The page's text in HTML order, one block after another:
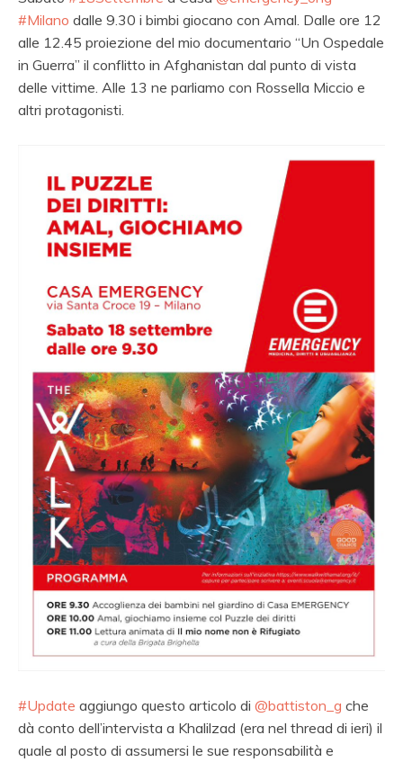
#Milano dalle 9.30 i bimbi giocano con Amal. Dalle ore 12
alle 12.45 proiezione del mio documentario “Un Ospedale
in Guerra” il conflitto in Afghanistan dal punto di vista
delle vittime. Alle 13 ne parliamo con Rossella Miccio e
altri protagonisti.
#Update aggiungo questo articolo di @battiston_g che
dà conto dell’intervista a Khalilzad (era nel thread di ieri) il
quale al posto di assumersi le sue responsabilità e